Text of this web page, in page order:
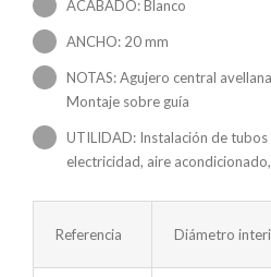
ACABADO: Blanco
ANCHO: 20 mm
NOTAS: Agujero central
Montaje sobre guía
UTILIDAD: Instalación de tubos
electricidad, aire
Referencia Diámetro